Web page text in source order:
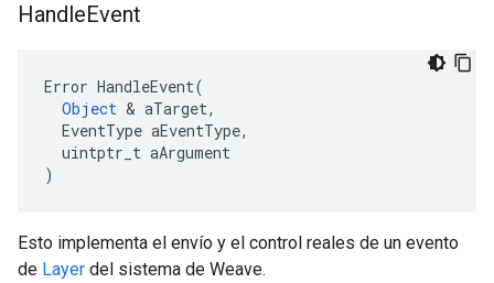
HandleEvent
Error HandleEvent(
Object & aTarget,
  EventType aEventType,
  uintptr_t aArgument
)
Esto implementa el envío y el control reales de un evento
de Layer del sistema de Weave.